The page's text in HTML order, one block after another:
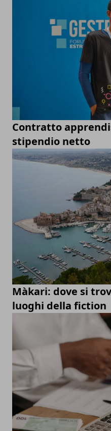
Contratto
stipendio netto
Màkari: dove si
luoghi della fiction